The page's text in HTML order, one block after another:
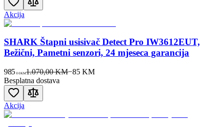
Akcija
SHARK Štapni usisivač Detect Pro IW3612EUT,
Bežični, Pametni senzori, 24 mjeseca garancija
985 00KM1.070,00 KM−85 KM
Besplatna dostava
Akcija